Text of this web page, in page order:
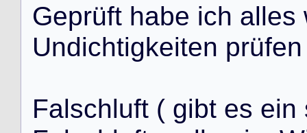
Geprüft habe ich alles
Undichtigkeiten prüfen
Falschluft ( gibt es ein